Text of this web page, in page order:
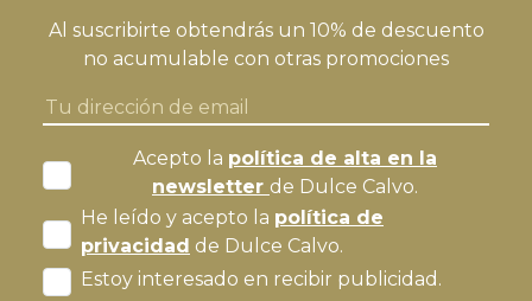
Al suscribirte obtendrás un 10% de descuento
no acumulable con otras promociones
Acepto la política de alta en la
newsletter de Dulce Calvo.
He leído y acepto la política de
privacidad de Dulce Calvo.
Estoy interesado en recibir publicidad.